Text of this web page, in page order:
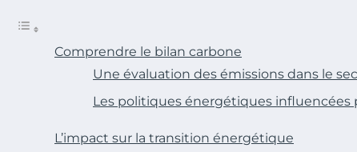
Comprendre le bilan carbone
Une évaluation des émissions dans le
Les politiques énergétiques influencées
L’impact sur la transition énergétique